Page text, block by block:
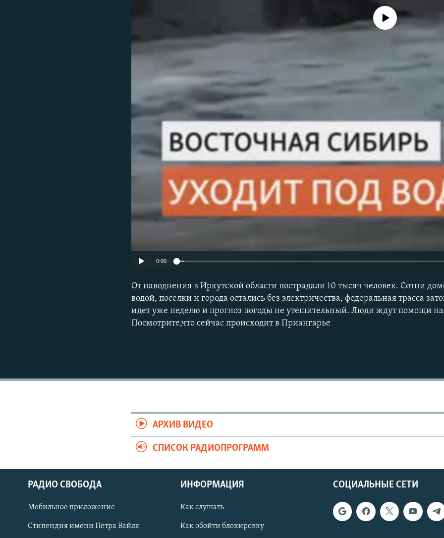
СОЦИАЛЬНЫЕ СЕТИ
No media source currently
0:00
От наводнения в Иркутской области пострадали 10 тысяч человек. Сотни
водой, поселки и города остались без электричества, федеральная трасса
идет уже неделю и прогноз погоды не утешительный. Люди ждут помощи
Посмотрите,что сейчас происходит в Приангарье
АРХИВ ВИДЕО
СПИСОК РАДИОПРОГРАММ
СОЦИАЛЬНЫЕ СЕТИ
РАДИО СВОБОДА
Мобильное приложение
Стипендия имени Петра Вайля
ИНФОРМАЦИЯ
Как слушать
Как обойти блокировку